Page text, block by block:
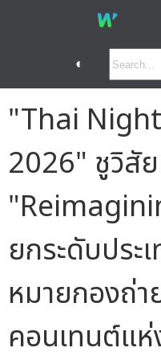
◐
"Thai
2026" ชูวิสั
ยกระดับประ
หมายกองถ่
คอนเทนต์แ